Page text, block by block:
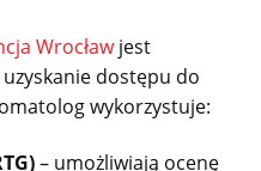
Wrocławjest
dostępu do
wykorzystuje:
– umożliwiają ocenę